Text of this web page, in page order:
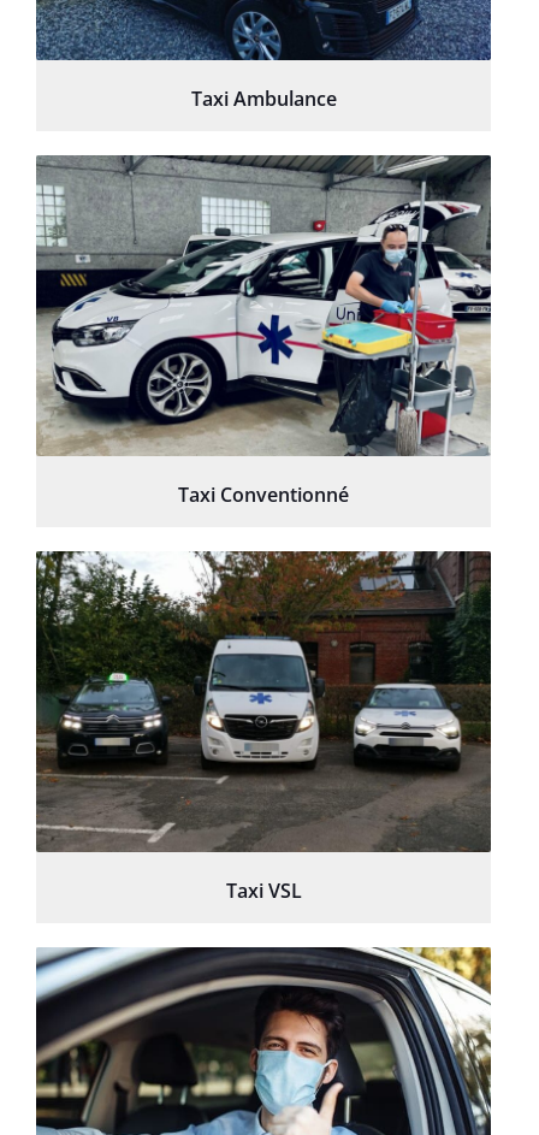
Taxi Ambulance
Taxi Conventionné
Taxi VSL